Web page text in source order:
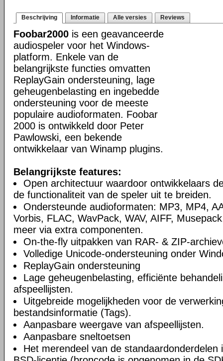
Beschrijving Informatie Alle versies Reviews
Foobar2000 is een geavanceerde
audiospeler voor het Windows-
platform. Enkele van de
belangrijkste functies omvatten
ReplayGain ondersteuning, lage
geheugenbelasting en ingebedde
ondersteuning voor de meeste
populaire audioformaten. Foobar
2000 is ontwikkeld door Peter
Pawlowski, een bekende
ontwikkelaar van Winamp plugins.
Belangrijkste features:
Open architectuur waardoor ontwikkelaars
de functionaliteit van de speler uit te breiden.
Ondersteunde audioformaten: MP3, MP4,
Vorbis, FLAC, WavPack, WAV, AIFF,
meer via extra componenten.
On-the-fly uitpakken van RAR- & ZIP-
Volledige Unicode-ondersteuning onder
ReplayGain ondersteuning
Lage geheugenbelasting, efficiënte
afspeellijsten.
Uitgebreide mogelijkheden voor de
bestandsinformatie (Tags).
Aanpasbare weergave van afspeellijsten.
Aanpasbare sneltoetsen
Het merendeel van de standaardonderdelen